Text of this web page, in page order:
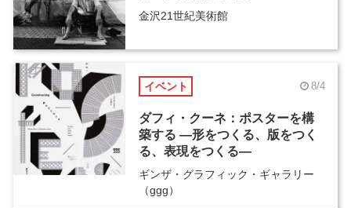
金沢21世紀美術館
イベント 8/4
ダフィ・クーネ：ポスターを構
築する ―形をつくる、版をつく
る、表現をつくる―
ギンザ・グラフィック・ギャラリー
（ggg）